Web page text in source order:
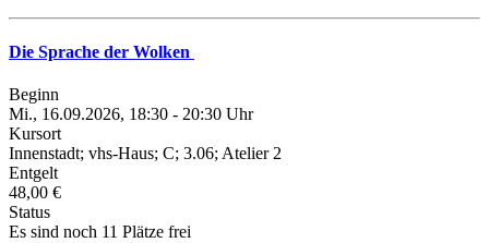
Die Sprache der Wolken
Beginn
Mi., 16.09.2026, 18:30 - 20:30 Uhr
Kursort
Innenstadt; vhs-Haus; C; 3.06; Atelier 2
Entgelt
48,00 €
Status
Es sind noch 11 Plätze frei